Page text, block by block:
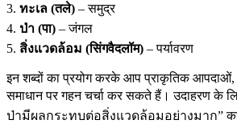
3. ทะเล (तले) – समुद्र
4. ป่า (पा) – जंगल
5. สิ่งแวดล้อม (सिंगवैदलॉम) – पर्यावरण
इन शब्दों का प्रयोग करके आप प्राकृतिक आपदाओं,
समाधान पर गहन चर्चा कर सकते हैं। उदाहरण के
ป่ามีผลกระทบต่อสิ่งแวดล้อมอย่างมาก” का